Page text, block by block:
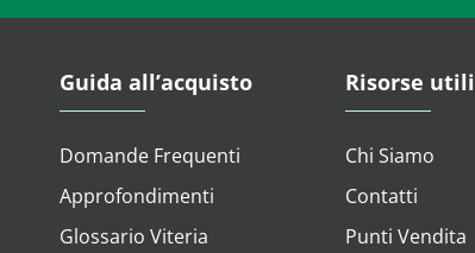
Guida all’acquisto
Domande Frequenti
Approfondimenti
Glossario Viteria
Risorse utili
Chi Siamo
Contatti
Punti Vendita